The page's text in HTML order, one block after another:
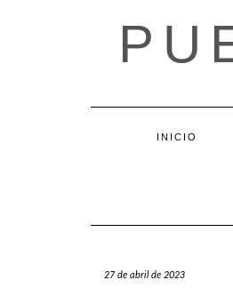
INICIO
27 de abril de 2023